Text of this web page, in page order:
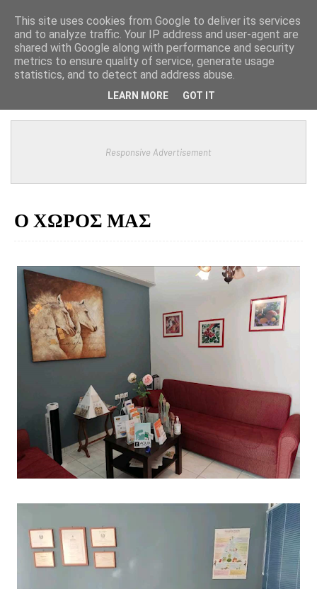
Responsive Advertisement
Ο ΧΩΡΟΣ ΜΑΣ
This site uses cookies from Google to deliver its services
and to analyze traffic. Your IP address and user-agent are
shared with Google along with performance and security
metrics to ensure quality of service, generate usage
statistics, and to detect and address abuse.
LEARN MORE GOT IT